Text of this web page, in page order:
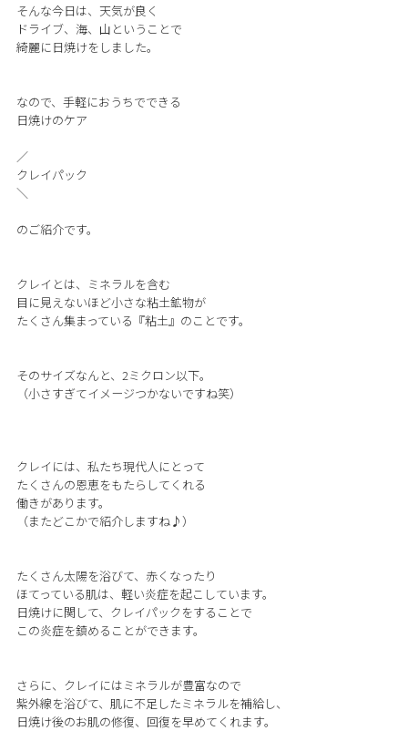
そんな今日は、天気が良く
ドライブ、海、山ということで
綺麗に日焼けをしました。
なので、手軽におうちでできる
日焼けのケア
／
クレイパック
＼
のご紹介です。
クレイとは、ミネラルを含む
目に見えないほど小さな粘土鉱物が
たくさん集まっている『粘土』のことです。
そのサイズなんと、2ミクロン以下。
（小さすぎてイメージつかないですね笑）
クレイには、私たち現代人にとって
たくさんの恩恵をもたらしてくれる
働きがあります。
（またどこかで紹介しますね♪）
たくさん太陽を浴びて、赤くなったり
ほてっている肌は、軽い炎症を起こしています。
日焼けに関して、クレイパックをすることで
この炎症を鎮めることができます。
さらに、クレイにはミネラルが豊富なので
紫外線を浴びて、肌に不足したミネラルを補給し、
日焼け後のお肌の修復、回復を早めてくれます。